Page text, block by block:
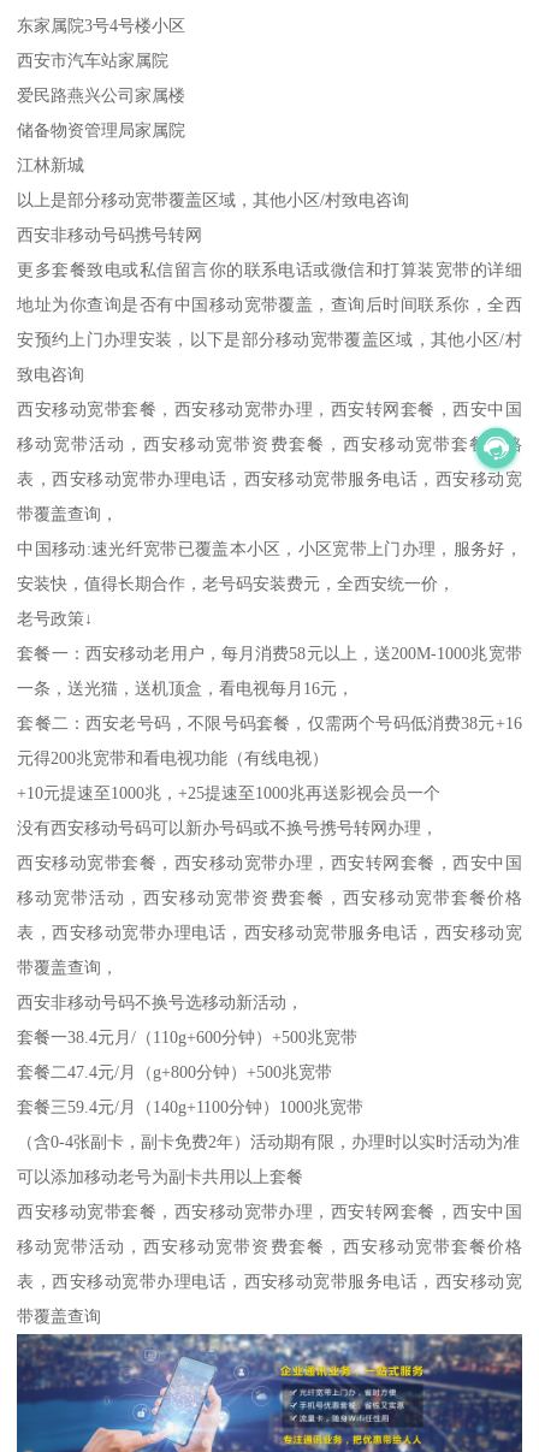
东家属院3号4号楼小区
西安市汽车站家属院
爱民路燕兴公司家属楼
储备物资管理局家属院
江林新城
以上是部分移动宽带覆盖区域，其他小区/村致电咨询
西安非移动号码携号转网
更多套餐致电或私信留言你的联系电话或微信和打算装宽带的详细
地址为你查询是否有中国移动宽带覆盖，查询后时间联系你，全西
安预约上门办理安装，以下是部分移动宽带覆盖区域，其他小区/村
致电咨询
西安移动宽带套餐，西安移动宽带办理，西安转网套餐，西安中国
移动宽带活动，西安移动宽带资费套餐，西安移动宽带套餐价格
表，西安移动宽带办理电话，西安移动宽带服务电话，西安移动宽
带覆盖查询，
中国移动:速光纤宽带已覆盖本小区，小区宽带上门办理，服务好，
安装快，值得长期合作，老号码安装费元，全西安统一价，
老号政策↓
套餐一：西安移动老用户，每月消费58元以上，送200M-1000兆宽带
一条，送光猫，送机顶盒，看电视每月16元，
套餐二：西安老号码，不限号码套餐，仅需两个号码低消费38元+16
元得200兆宽带和看电视功能（有线电视）
+10元提速至1000兆，+25提速至1000兆再送影视会员一个
没有西安移动号码可以新办号码或不换号携号转网办理，
西安移动宽带套餐，西安移动宽带办理，西安转网套餐，西安中国
移动宽带活动，西安移动宽带资费套餐，西安移动宽带套餐价格
表，西安移动宽带办理电话，西安移动宽带服务电话，西安移动宽
带覆盖查询，
西安非移动号码不换号选移动新活动，
套餐一38.4元月/（110g+600分钟）+500兆宽带
套餐二47.4元/月（g+800分钟）+500兆宽带
套餐三59.4元/月（140g+1100分钟）1000兆宽带
（含0-4张副卡，副卡免费2年）活动期有限，办理时以实时活动为准
可以添加移动老号为副卡共用以上套餐
西安移动宽带套餐，西安移动宽带办理，西安转网套餐，西安中国
移动宽带活动，西安移动宽带资费套餐，西安移动宽带套餐价格
表，西安移动宽带办理电话，西安移动宽带服务电话，西安移动宽
带覆盖查询